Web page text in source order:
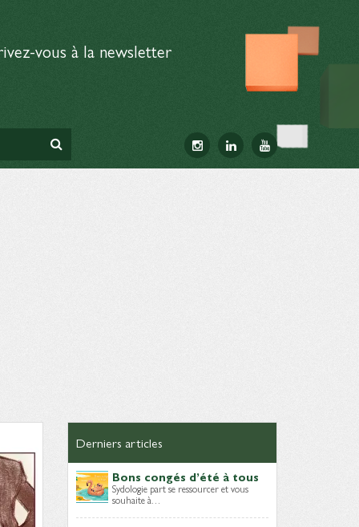
vous à la newsletter
Derniers articles
Bons congés d’été à tous
Sydologie part se ressourcer et vous
souhaite à…